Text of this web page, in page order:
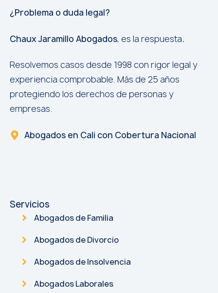
¿Problema o duda legal?
Chaux Jaramillo Abogados, es la respuesta.
Resolvemos casos desde 1998 con rigor legal y
experiencia comprobable. Más de 25 años
protegiendo los derechos de personas y
empresas.
Abogados en Cali con Cobertura Nacional
Servicios
Abogados de Familia
Abogados de Divorcio
Abogados de Insolvencia
Abogados Laborales